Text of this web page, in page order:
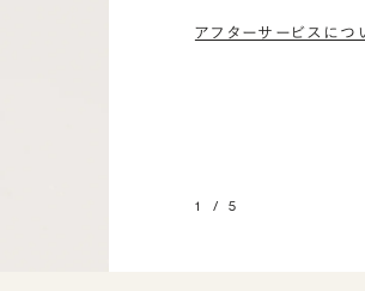
アフターサービスにつ
1 / 5